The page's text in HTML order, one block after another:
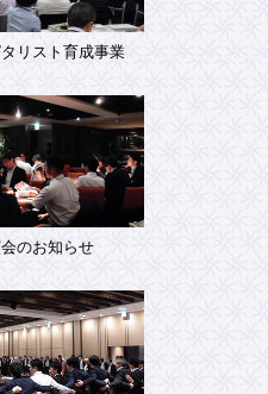
リスト育成事業
のお知らせ